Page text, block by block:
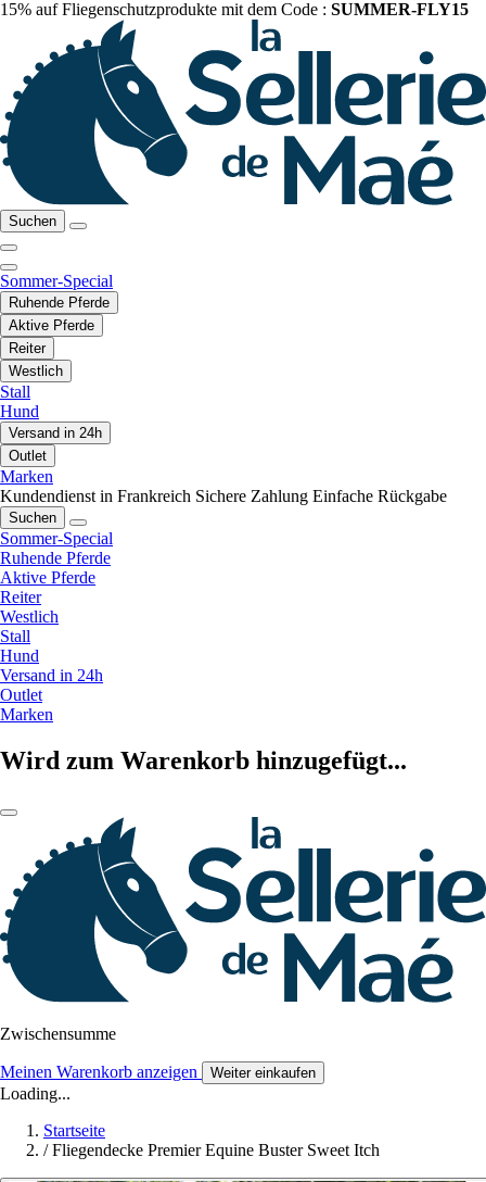
15% auf Fliegenschutzprodukte mit dem Code : SUMMER-FLY15
Suchen
Sommer-Special
Ruhende Pferde
Aktive Pferde
Reiter
Westlich
Stall
Hund
Versand in 24h
Outlet
Marken
Kundendienst in Frankreich Sichere Zahlung Einfache Rückgabe
Suchen
Sommer-Special
Ruhende Pferde
Aktive Pferde
Reiter
Westlich
Stall
Hund
Versand in 24h
Outlet
Marken
Wird zum Warenkorb hinzugefügt...
Zwischensumme
Meinen Warenkorb anzeigen Weiter einkaufen
Loading...
Startseite
/ Fliegendecke Premier Equine Buster Sweet Itch